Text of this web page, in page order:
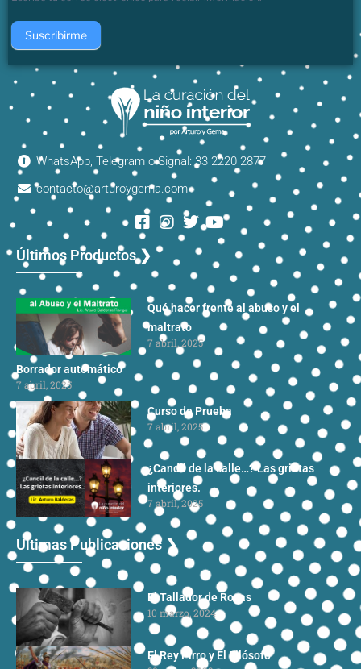
Suscribirme
WhatsApp, Telegram o Signal: 33 2220 2877
contacto@arturoygema.com
Últimos Productos ❯
Qué hacer frente al abuso y el
maltrato
7 abril, 2025
Borrador automático
7 abril, 2025
Curso de Prueba
7 abril, 2025
¿Candil de la calle…? Las grietas
interiores.
7 abril, 2025
Ultimas Publicaciones ❯
El Tallador de Rocas
10 marzo, 2024
El Rey Pirro y El Filósofo